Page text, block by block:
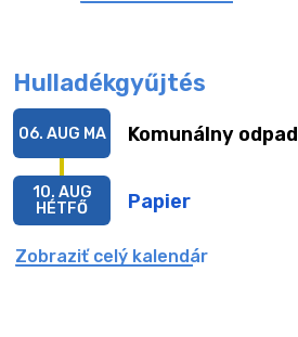
Hulladékgyűjtés
Komunálny odpad
06. AUG MA
Papier
10. AUG
HÉTFŐ
Zobraziť celý kalendár